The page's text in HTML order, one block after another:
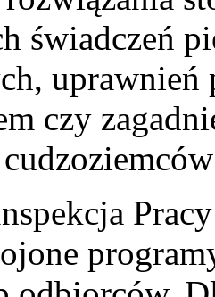
świadczeń
czy